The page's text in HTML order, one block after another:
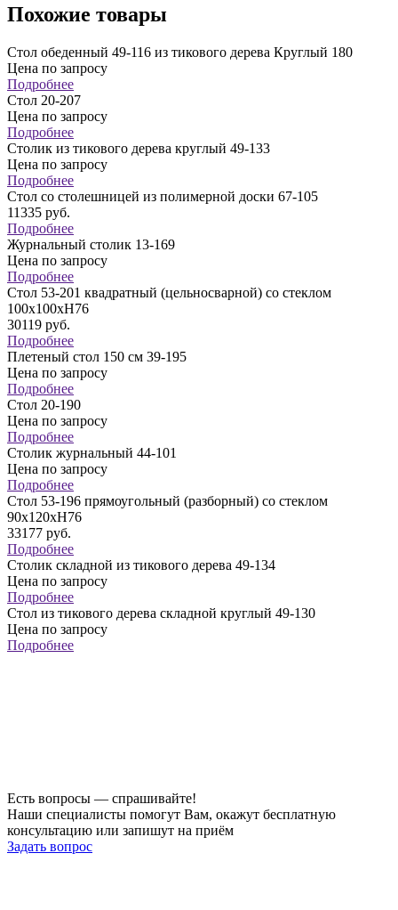
Похожие товары
Стол обеденный 49-116 из тикового дерева Круглый 180
Цена по запросу
Подробнее
Стол 20-207
Цена по запросу
Подробнее
Столик из тикового дерева круглый 49-133
Цена по запросу
Подробнее
Стол со столешницей из полимерной доски 67-105
11335 руб.
Подробнее
Журнальный столик 13-169
Цена по запросу
Подробнее
Стол 53-201 квадратный (цельносварной) со стеклом
100х100хH76
30119 руб.
Подробнее
Плетеный стол 150 см 39-195
Цена по запросу
Подробнее
Стол 20-190
Цена по запросу
Подробнее
Столик журнальный 44-101
Цена по запросу
Подробнее
Стол 53-196 прямоугольный (разборный) со стеклом
90х120хH76
33177 руб.
Подробнее
Столик складной из тикового дерева 49-134
Цена по запросу
Подробнее
Стол из тикового дерева складной круглый 49-130
Цена по запросу
Подробнее
Есть вопросы — спрашивайте!
Наши специалисты помогут Вам, окажут бесплатную
консультацию или запишут на приём
Задать вопрос